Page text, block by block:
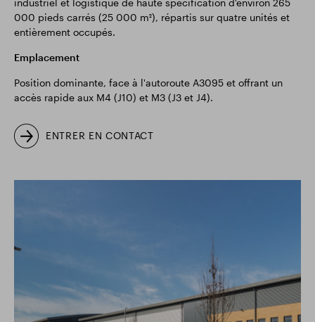
industriel et logistique de haute spécification d'environ 265
000 pieds carrés (25 000 m²), répartis sur quatre unités et
entièrement occupés.
Emplacement
Position dominante, face à l'autoroute A3095 et offrant un
accès rapide aux M4 (J10) et M3 (J3 et J4).
ENTRER EN CONTACT